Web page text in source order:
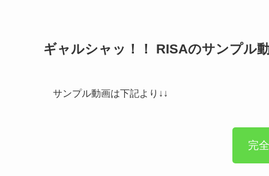
ギャルシャッ！！ RISAのサンプル
サンプル動画は下記より↓↓
完